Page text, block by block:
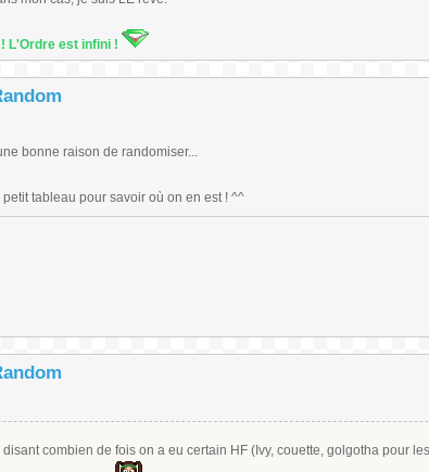
L'Ordre est infini !
bonne raison de randomiser...
tableau pour savoir où on en est ! ^^
combien de fois on a eu certain HF (Ivy, couette, golgotha pour